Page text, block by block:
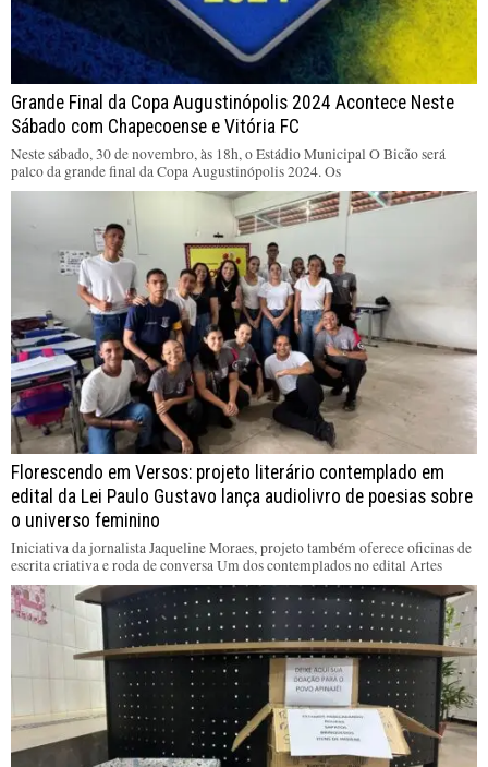
Grande Final da Copa Augustinópolis 2024 Acontece Neste
Sábado com Chapecoense e Vitória FC
Neste sábado, 30 de novembro, às 18h, o Estádio Municipal O Bicão será
palco da grande final da Copa Augustinópolis 2024. Os
Florescendo em Versos: projeto literário contemplado em
edital da Lei Paulo Gustavo lança audiolivro de poesias sobre
o universo feminino
Iniciativa da jornalista Jaqueline Moraes, projeto também oferece oficinas de
escrita criativa e roda de conversa Um dos contemplados no edital Artes